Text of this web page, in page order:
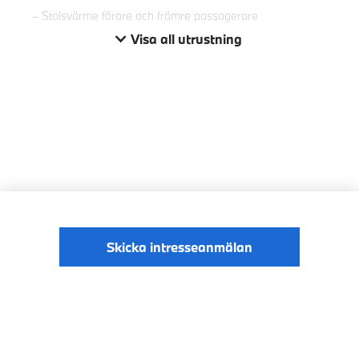
Stolsvärme förare och främre passagerare
Visa all utrustning
Skicka intresseanmälan